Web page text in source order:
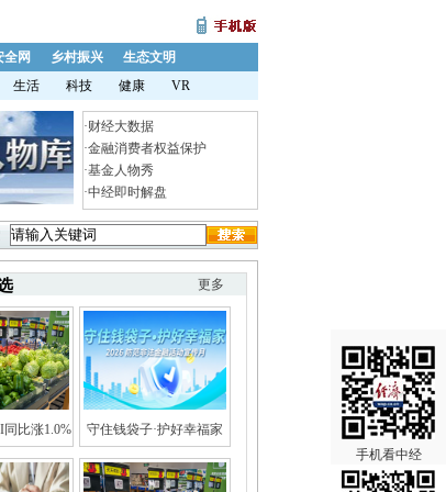
手机看中经
全网 乡村振兴
生态文明
生活 科技 健康 VR
·财经大数据
·金融消费者权益保护
·基金人物秀
·中经即时解盘
更多
同比涨1.0% 守住钱袋子·护好幸福家